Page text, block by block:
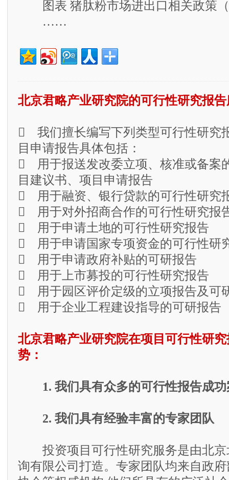
图表 猪肽粉市场进出口相关政策（
……
北京君略产业研究院的可行性研究报
 我们擅长编写下列类型可行性研究
目申请报告具体包括：
 用于报送发改委立项、核准或备案
目建议书、项目申请报告
 用于融资、银行贷款的可行性研究
 用于对外招商合作的可行性研究报
 用于申请土地的可行性研究报告
 用于申请国家专项资金的可行性研
 用于申请政府补贴的可研报告
 用于上市募投的可行性研究报告
 用于园区评价定级的立项报告及可
 用于企业工程建设指导的可研报告
北京君略产业研究院在项目可行性研
势：
1. 我们具有众多的可行性报告成功
2. 我们具有经验丰富的专家团队
投资项目可行性研究服务是由北京
询有限公司打造。专家团队均来自政